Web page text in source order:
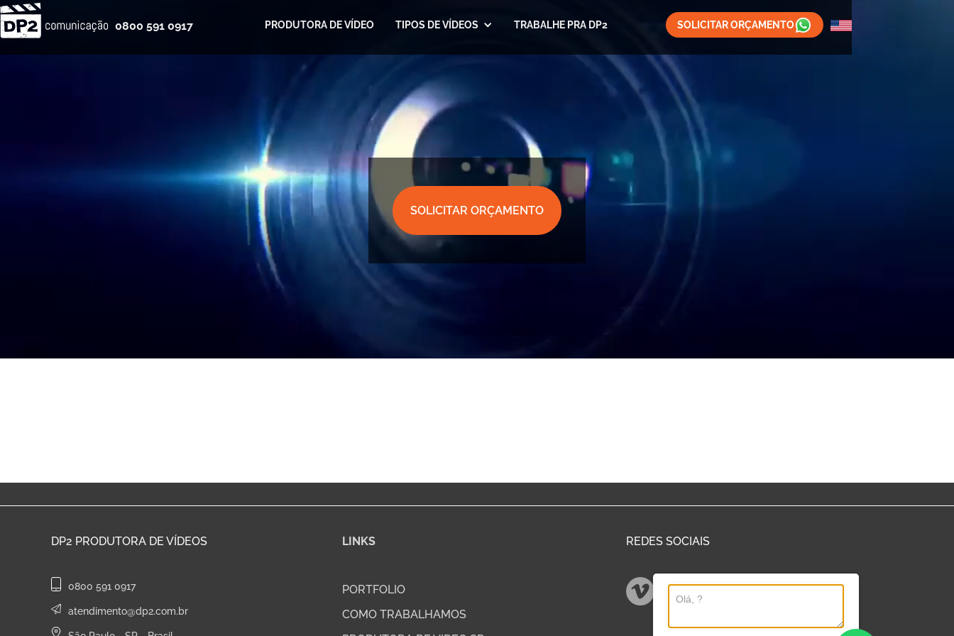
0800 591 0917 PRODUTORA DE VÍDEO TIPOS DE VÍDEOS TRABALHE PRA DP2 SOLICITAR ORÇAMENTO
SOLICITAR ORÇAMENTO
DP2 PRODUTORA DE VÍDEOS
0800 591 0917
atendimento@dp2.com.br
LINKS
PORTFOLIO
COMO TRABALHAMOS
REDES SOCIAIS